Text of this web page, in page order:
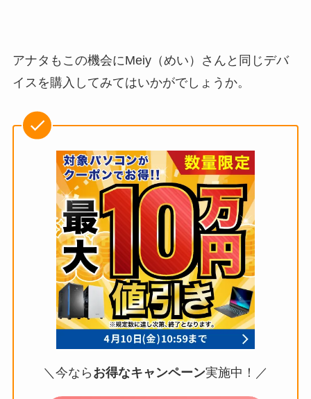
アナタもこの機会にMeiy（めい）さんと同じデバ
イスを購入してみてはいかがでしょうか。
＼今なら お得なキャンペーン実施中！／